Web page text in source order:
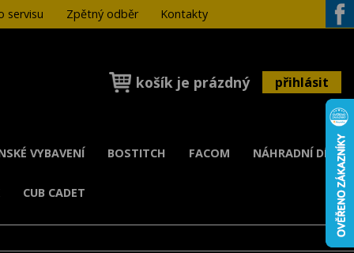
servisu Zpětný odběr
Kontakty
košík je prázdný přihlásit
VYBAVENÍ BOSTITCH FACOM NÁHRADNÍ DÍLY
CUB CADET